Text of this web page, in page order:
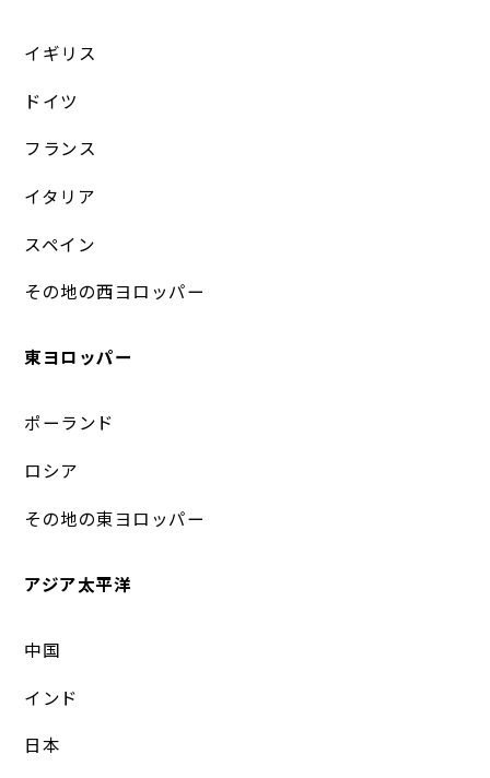
イギリス
ドイツ
フランス
イタリア
スペイン
その地の西ヨロッパー
東ヨロッパー
ポーランド
ロシア
その地の東ヨロッパー
アジア太平洋
中国
インド
日本